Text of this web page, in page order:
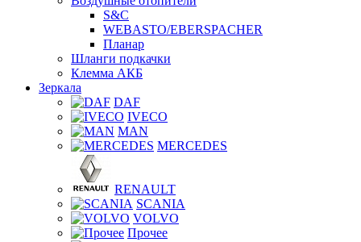
S&C
WEBASTO/EBERSPACHER
Планар
Шланги подкачки
Клемма АКБ
Зеркала
DAF
IVECO
MAN
MERCEDES
RENAULT
SCANIA
VOLVO
Прочее